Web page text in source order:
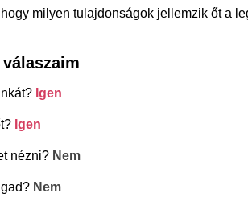
hogy milyen tulajdonságok jellemzik őt a
Igen
Igen
nézni? Nem
Nem